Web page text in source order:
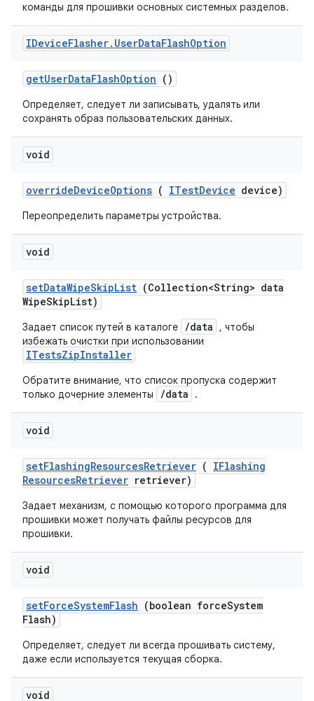
команды для прошивки основных системных разделов.
IDeviceFlasher. UserDataFlashOption
getUserDataFlashOption ()
Определяет, следует ли записывать, удалять или
сохранять образ пользовательских данных.
void
overrideDeviceOptions ( ITestDevice device)
Переопределить параметры устройства.
void
setDataWipeSkipList (Collection<String> data
WipeSkipList)
Задает список путей в каталоге /data
, чтобы
избежать очистки при использовании
ITestsZipInstaller
Обратите внимание, что список пропуска содержит
только дочерние элементы
/data .
void
setFlashingResourcesRetriever ( IFlashing
ResourcesRetriever retriever)
Задает механизм, с помощью которого программа для
прошивки может получать файлы ресурсов для
прошивки.
void
setForceSystemFlash (boolean forceSystem
Flash)
Определяет, следует ли всегда прошивать систему,
даже если используется текущая сборка.
void